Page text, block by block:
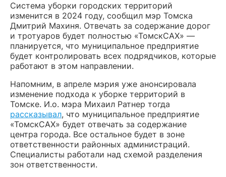
Система уборки городских территорий
изменится в 2024 году, сообщил мэр Томска
Дмитрий Махиня. Отвечать за содержание дорог
и тротуаров будет полностью «ТомскСАХ» —
планируется, что муниципальное предприятие
будет контролировать всех подрядчиков, которые
работают в этом направлении.
Напомним, в апреле мэрия уже анонсировала
изменение подхода к уборке территорий в
Томске. И.о. мэра Михаил Ратнер тогда
рассказывал, что муниципальное предприятие
«ТомскСАХ» будет отвечать за содержание
центра города. Все остальное будет в зоне
ответственности районных администраций.
Специалисты работали над схемой разделения
зон ответственности.